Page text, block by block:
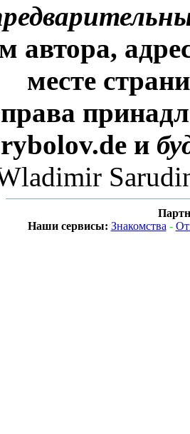
автора,
месте
и
Наши сервисы: Знакомства -